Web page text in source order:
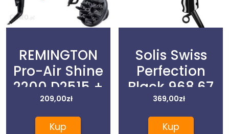
REMINGTON
Pro-Air Shine
2200 D2515 +
Ceramic Slim
220 S1510
209,00zł
Kup
Solis Swiss
Perfection
Black 968.67
369,00zł
Kup